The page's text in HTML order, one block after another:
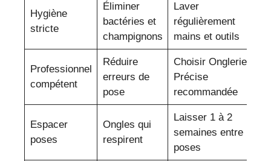
Hygiène
stricte
Éliminer
bactéries et
champignons
Laver
régulièrement
mains et outils
Professionnel
compétent
Réduire
erreurs de
pose
Choisir Onglerie
Précise
recommandée
Espacer
poses
Ongles qui
respirent
Laisser 1 à 2
semaines entre
poses